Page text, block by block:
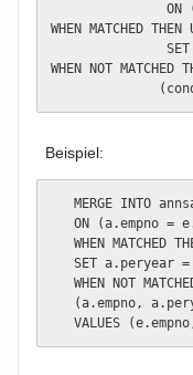
ON
WHEN MATCHED THEN
SET
WHEN NOT MATCHED
Beispiel:
MERGE INTO
ON (a.empno =
WHEN MATCHED
SET a.peryear
WHEN NOT
(a.empno,
VALUES